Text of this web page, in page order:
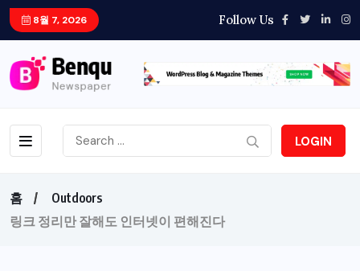
8월 7, 2026 Follow Us
LOGIN
홈
Outdoors
링크 정리만 잘해도 인터넷이 편해진다